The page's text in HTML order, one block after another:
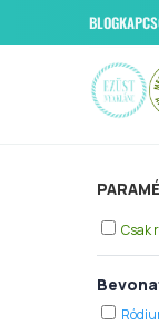
BLOG
Csak